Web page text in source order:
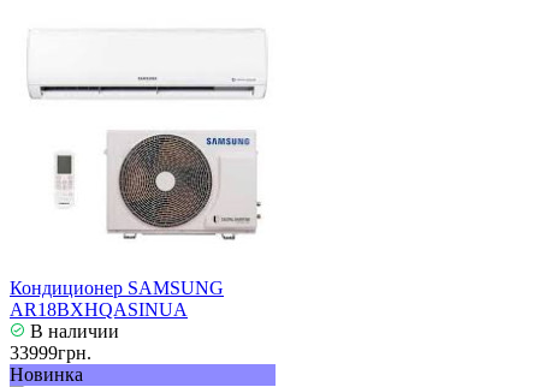
Кондиционер SAMSUNG
AR18BXHQASINUA
В наличии
33999грн.
Новинка